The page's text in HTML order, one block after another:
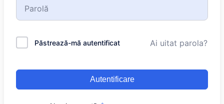
Păstrează-mă autentificat Ai uitat parola?
Autentificare